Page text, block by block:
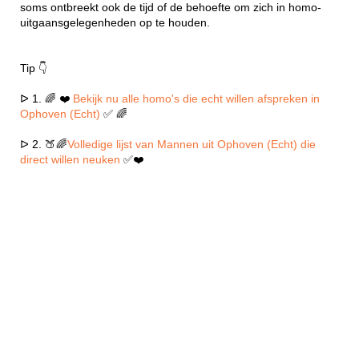
soms ontbreekt ook de tijd of de behoefte om zich in homo-
uitgaansgelegenheden op te houden.
Tip 👇
ᐅ 1. 🌈 ❤️ Bekijk nu alle homo's die echt willen afspreken in
Ophoven (Echt) ✅ 🌈
ᐅ 2. 🍑🌈Volledige lijst van Mannen uit Ophoven (Echt) die
direct willen neuken ✅❤️